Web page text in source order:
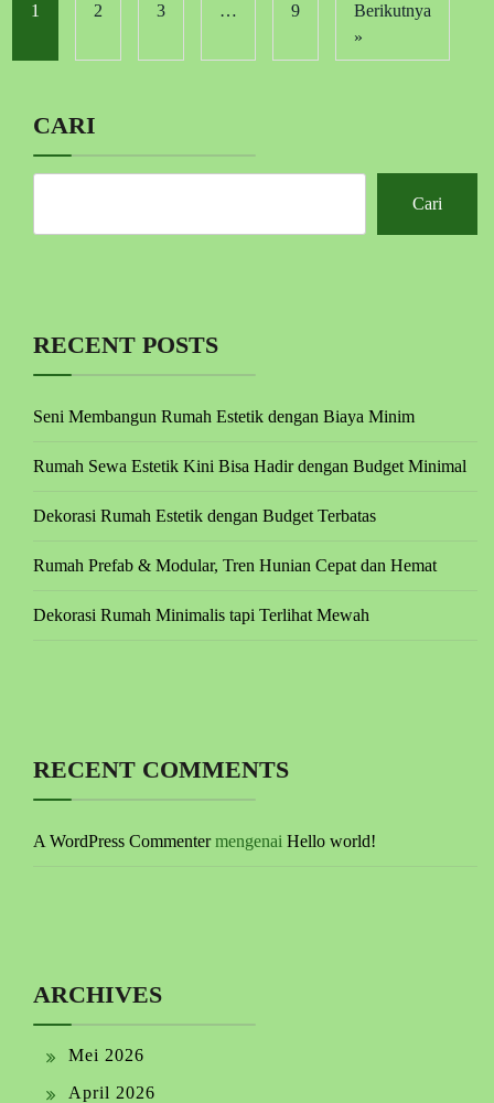
1 2 3 … 9
Berikutnya
»
CARI
Cari
RECENT POSTS
Seni Membangun Rumah Estetik dengan Biaya Minim
Rumah Sewa Estetik Kini Bisa Hadir dengan Budget Minimal
Dekorasi Rumah Estetik dengan Budget Terbatas
Rumah Prefab & Modular, Tren Hunian Cepat dan Hemat
Dekorasi Rumah Minimalis tapi Terlihat Mewah
RECENT COMMENTS
A WordPress Commentermengenai Hello world!
ARCHIVES
Mei 2026
April 2026